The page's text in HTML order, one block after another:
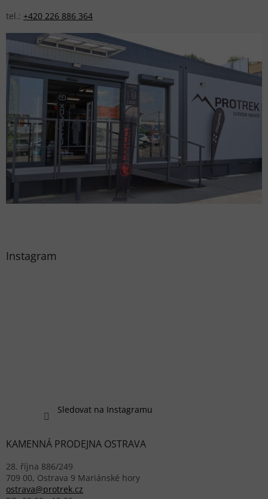
tel.: +420 226 886 364
Instagram
Sledovat na Instagramu
KAMENNÁ PRODEJNA OSTRAVA
28. října 886/249
709 00, Ostrava 9 Mariánské hory
ostrava@protrek.cz